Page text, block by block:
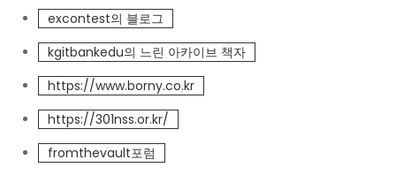
excontest의 블로그
kgitbankedu의 느린 아카이브 책자
https://www.borny.co.kr
https://301nss.or.kr/
fromthevault포럼